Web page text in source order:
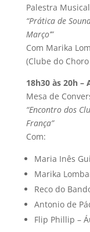
Palestra
“Prática de
Março’”
Com Marika
(Clube do
18h30 às 20h
Mesa de
“Encontro dos
França”
Com:
Maria Inês
Marika
Reco do
Antonio de
Flip Phillip –